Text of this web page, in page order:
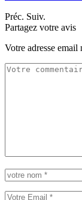
Préc. Suiv.
Partagez votre avis
Votre adresse email